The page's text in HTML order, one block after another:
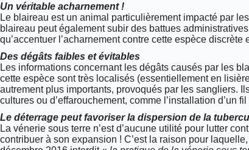
Un véritable acharnement !
Le blaireau est un animal particulièrement impacté par
blaireau peut également subir des battues
qu’accentuer l’acharnement contre cette espèce discrète
Des dégâts faibles et évitables
Les informations concernant les dégâts causés par les
cette espèce sont très localisés (essentiellement en
autrement plus importants, provoqués par les sangliers.
cultures ou d’effarouchement, comme l’installation d’un
Le déterrage peut favoriser la dispersion de la
La vénerie sous terre n’est d’aucune utilité pour lutter
contribuer à son expansion ! C’est la raison pour